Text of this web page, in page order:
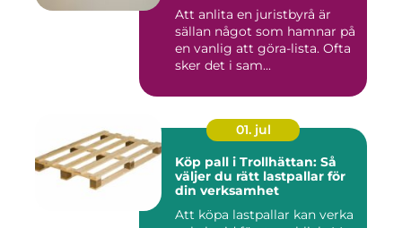
Att anlita en juristbyrå är
sällan något som hamnar på
en vanlig att göra-lista. Ofta
sker det i sam...
01. jul
Köp pall i Trollhättan: Så
väljer du rätt lastpallar för
din verksamhet
Att köpa lastpallar kan verka